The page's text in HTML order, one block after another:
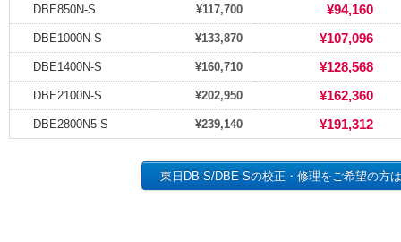
DBE850N-S ¥117,700 ¥94,160
DBE1000N-S ¥133,870 ¥107,096
DBE1400N-S ¥160,710 ¥128,568
DBE2100N-S ¥202,950 ¥162,360
DBE2800N5-S ¥239,140 ¥191,312
東日DB-S/DBE-Sの校正・修理をご希望の方